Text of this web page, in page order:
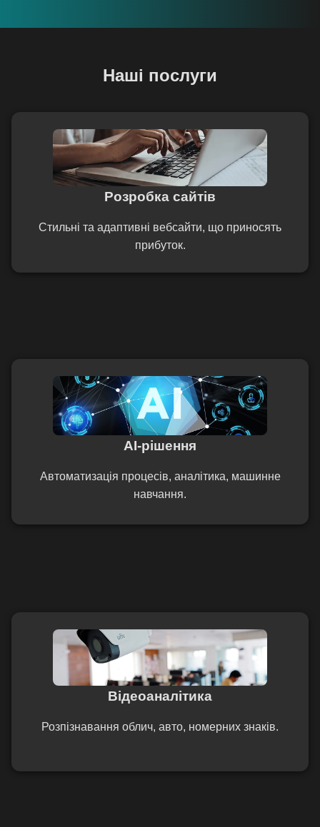
Наші послуги
Розробка сайтів
Стильні та адаптивні вебсайти, що приносять
прибуток.
AI-рішення
Автоматизація процесів, аналітика, машинне
навчання.
Відеоаналітика
Розпізнавання облич, авто, номерних знаків.